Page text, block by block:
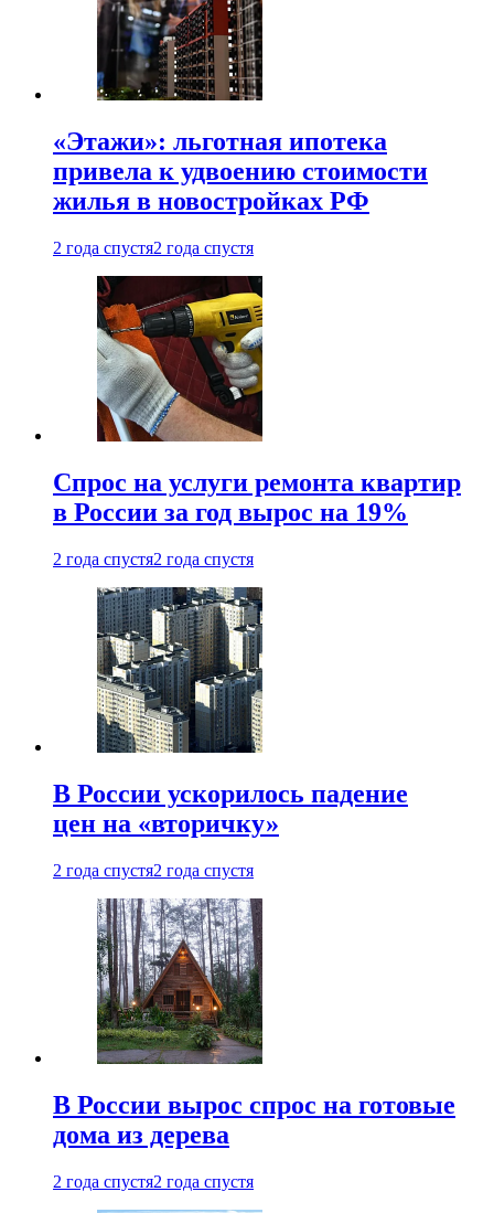
«Этажи»: льготная ипотека
привела к удвоению стоимости
жилья в новостройках РФ
2 года спустя2 года спустя
Спрос на услуги ремонта квартир
в России за год вырос на 19%
2 года спустя2 года спустя
В России ускорилось падение
цен на «вторичку»
2 года спустя2 года спустя
В России вырос спрос на готовые
дома из дерева
2 года спустя2 года спустя